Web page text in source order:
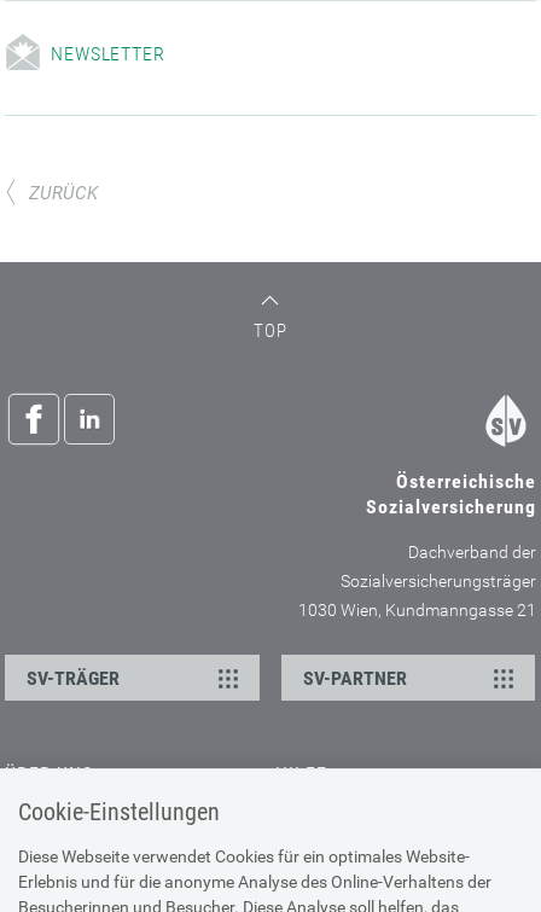
Cookie-Einstellungen
Diese Webseite verwendet Cookies für ein optimales Website-
Erlebnis und für die anonyme Analyse des Online-Verhaltens der
Besucherinnen und Besucher. Diese Analyse soll helfen, das
NEWSLETTER
ZURÜCK
TOP
Österreichische
Sozialversicherung
Dachverband der
Sozialversicherungsträger
1030 Wien, Kundmanngasse 21
SV-TRÄGER SV-PARTNER
ÜBER UNS
Kontakt
Offene Stellen
Presse
HILFE
Browser-Info & Sicherheit
Hilfe zur Suche